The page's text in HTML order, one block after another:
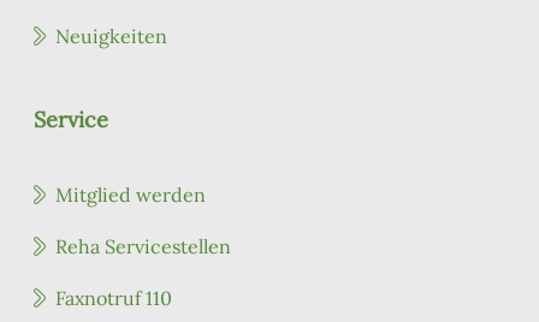
Neuigkeiten
Service
Mitglied werden
Reha Servicestellen
Faxnotruf 110